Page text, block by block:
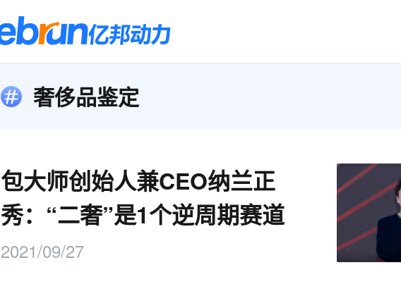
奢侈品鉴定
包大师创始人兼CEO纳兰正
秀：“二奢”是1个逆周期赛道
2021/09/27